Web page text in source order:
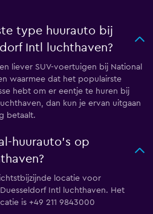
type huurauto bij
Intl luchthaven?
liever SUV-voertuigen bij National
waarmee dat het populairste
hebt om er eentje te huren bij
dan kun je ervan uitgaan
betaalt.
huurauto's op
locatie voor
Intl luchthaven. Het
is +49 211 9843000